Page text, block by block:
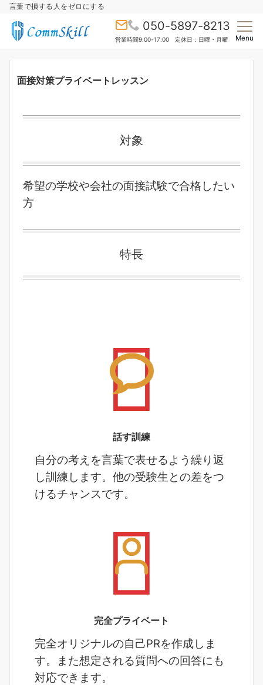
言葉で損する人をゼロにする
050-5897-8213
営業時間9:00-17:00 定休日：日曜・月曜 Menu
面接対策プライベートレッスン
対象
希望の学校や会社の面接試験で合格したい
方
特長
話す訓練
自分の考えを言葉で表せるよう繰り返
し訓練します。他の受験生との差をつ
けるチャンスです。
完全プライベート
完全オリジナルの自己PRを作成しま
す。また想定される質問への回答にも
対応できます。